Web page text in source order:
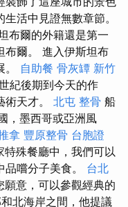
活中見證無數章節。
布爾的外籍還是第一
布爾。 進入伊斯坦布
自助餐 骨灰罈 新竹
紀後期到今天的作
天才。 北屯 整骨 船
，墨西哥或亞洲風
拿 豐原整骨 台胞證
特殊餐廳中，我們可以
嚐分子美食。 台北
願意，可以參觀經典的
北海岸之間，他提議